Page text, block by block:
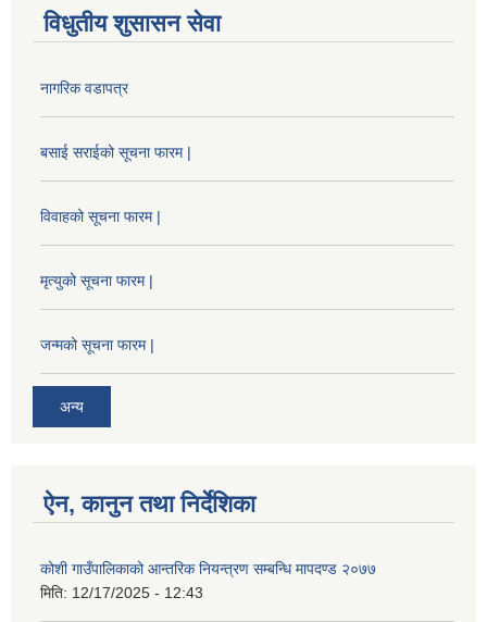
विधुतीय शुसासन सेवा
नागरिक वडापत्र
बसाई सराईको सूचना फारम |
विवाहको सूचना फारम |
मृत्युको सूचना फारम |
जन्मको सूचना फारम |
अन्य
ऐन, कानुन तथा निर्देशिका
कोशी गाउँपालिकाको आन्तरिक नियन्त्रण सम्बन्धि मापदण्ड २०७७
मिति: 12/17/2025 - 12:43